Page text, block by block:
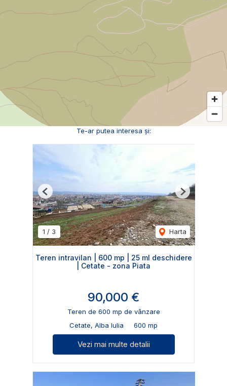
Te-ar putea interesa și:
1 / 3 Harta
Previous Next
Teren intravilan | 600 mp | 25 ml deschidere
| Cetate - zona Piata
90,000 €
Teren de 600 mp de vânzare
Cetate, Alba Iulia
600 mp
Vezi mai multe detalii